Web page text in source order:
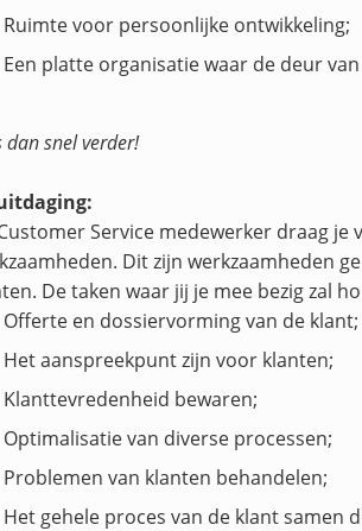
Ruimte voor persoonlijke ontwikkeling;
Een platte organisatie waar de deur
dan snel verder!
Service medewerker draag
Dit zijn werkzaamheden
De taken waar jij je mee bezig zal
Offerte en dossiervorming van de klant;
Het aanspreekpunt zijn voor klanten;
Klanttevredenheid bewaren;
Optimalisatie van diverse processen;
Problemen van klanten behandelen;
Het gehele proces van de klant samen